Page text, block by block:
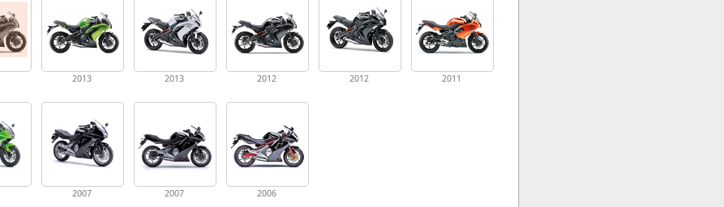
2013 2013 2012 2012 2011
2007 2007 2006